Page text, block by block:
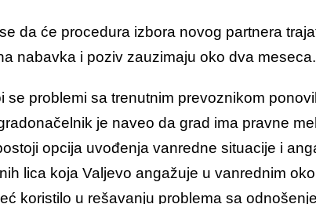
da će procedura izbora novog partnera
nabavka i poziv zauzimaju oko dva meseca.
se problemi sa trenutnim prevoznikom
je naveo da grad ima pravne
opcija uvođenja vanredne situacije i
lica koja Valjevo angažuje u vanrednim
koristilo u rešavanju problema sa